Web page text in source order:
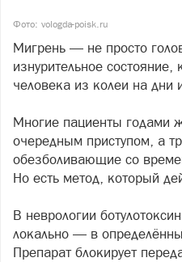
Фото: vologda-poisk.ru
Мигрень — не просто
изнурительное
человека из колеи на дни
Многие пациенты годами
очередным приступом, а
обезболивающие со
Но есть метод, который
В неврологии
локально — в
Препарат блокирует